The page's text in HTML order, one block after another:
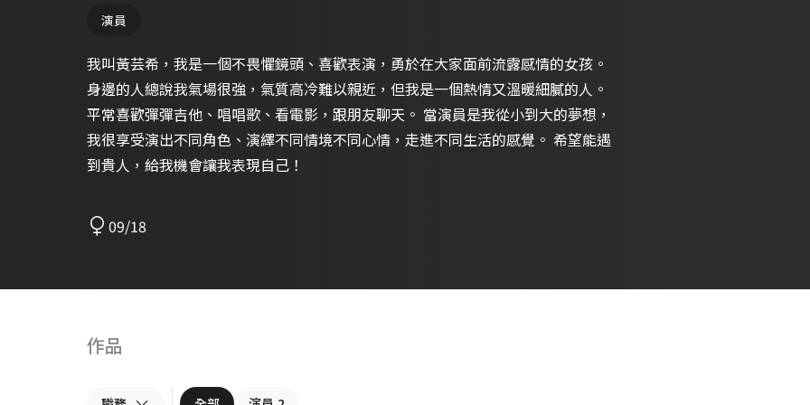
演員
我叫黃芸希，我是一個不畏懼鏡頭、喜歡表演，勇於在大家面前流露感情的女孩。
身邊的人總說我氣場很強，氣質高冷難以親近，但我是一個熱情又溫暖細膩的人。
平常喜歡彈彈吉他、唱唱歌、看電影，跟朋友聊天。 當演員是我從小到大的夢想，
我很享受演出不同角色、演繹不同情境不同心情，走進不同生活的感覺。 希望能遇
到貴人，給我機會讓我表現自己！
09/18
作品